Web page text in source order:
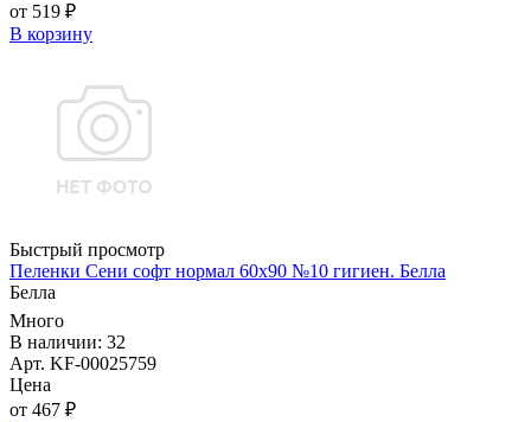
от 519 ₽
В корзину
Быстрый просмотр
Пеленки Сени софт нормал 60х90 №10 гигиен. Белла
Белла
Много
В наличии: 32
Арт. KF-00025759
Цена
от 467 ₽